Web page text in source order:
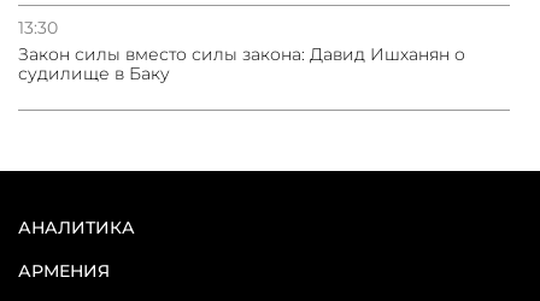
13:30
Закон силы вместо силы закона: Давид Ишханян о
судилище в Баку
АНАЛИТИКА
АРМЕНИЯ